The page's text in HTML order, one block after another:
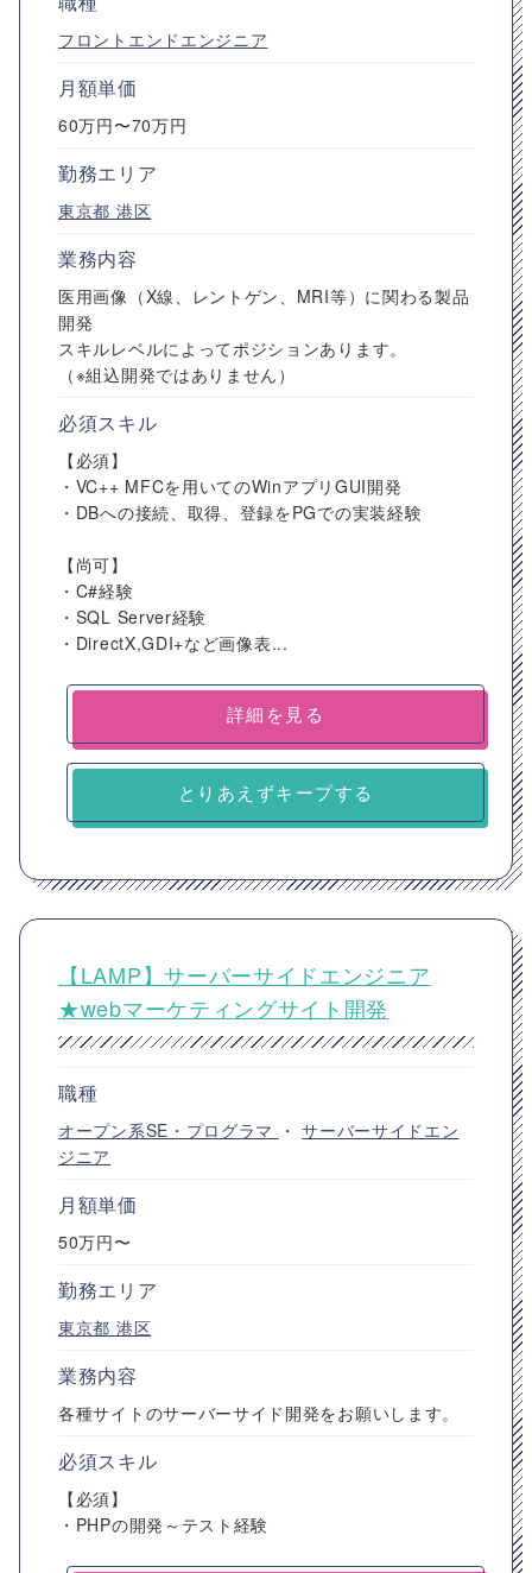
フロントエンドエンジニア
月額単価
60万円〜70万円
勤務エリア
東京都 港区
業務内容
医用画像（X線、レントゲン、MRI等）に関わる製品
開発
スキルレベルによってポジションあります。
（※組込開発ではありません）
必須スキル
【必須】
・VC++ MFCを用いてのWinアプリGUI開発
・DBへの接続、取得、登録をPGでの実装経験
【尚可】
・C#経験
・SQL Server経験
・DirectX,GDI+など画像表...
詳細を見る
とりあえずキープする
【LAMP】サーバーサイドエンジニア
★webマーケティングサイト開発
職種
オープン系SE・プログラマ ・サーバーサイドエン
ジニア
月額単価
50万円〜
勤務エリア
東京都 港区
業務内容
各種サイトのサーバーサイド開発をお願いします。
必須スキル
【必須】
・PHPの開発～テスト経験